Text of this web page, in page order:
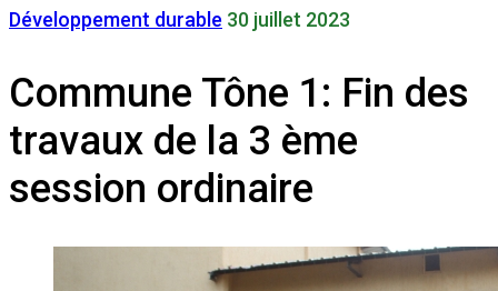
Développement durable 30 juillet 2023
Commune Tône 1: Fin des
travaux de la 3 ème
session ordinaire